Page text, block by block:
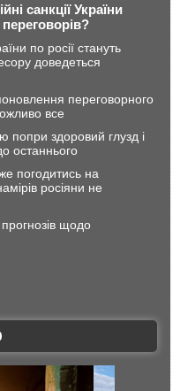
санкції України
по росії стануть
доведеться
переговорного
все
попри здоровий глузд і
останнього
погодитись на
росіяни не
щодо